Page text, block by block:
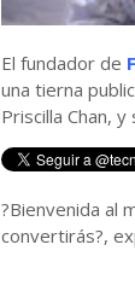
El fundador de
una tierna
Priscilla Chan,
?Bienvenida al
convertirás?,